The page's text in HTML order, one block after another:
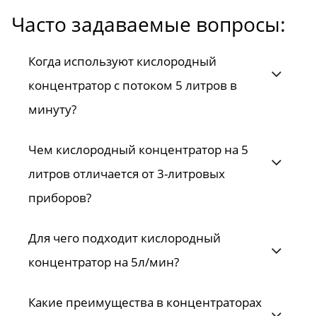
Часто задаваемые вопросы:
Когда используют кислородный
концентратор с потоком 5 литров в
минуту?
Чем кислородный концентратор на 5
литров отличается от 3-литровых
приборов?
Для чего подходит кислородный
концентратор на 5л/мин?
Какие преимущества в концентраторах